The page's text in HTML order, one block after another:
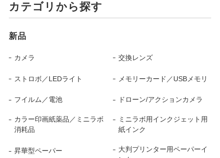
カテゴリから探す
新品
カメラ 交換レンズ
ストロボ／LEDライト メモリーカード／USBメモリ
フイルム／電池 ドローン/アクションカメラ
カラー印画紙薬品／ミニラボ
消耗品
ミニラボ用インクジェット用
紙インク
昇華型ペーパー
大判プリンター用ペーパーイ